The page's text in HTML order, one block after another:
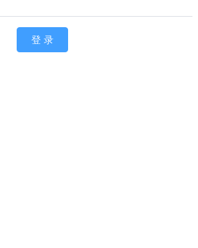
登 录